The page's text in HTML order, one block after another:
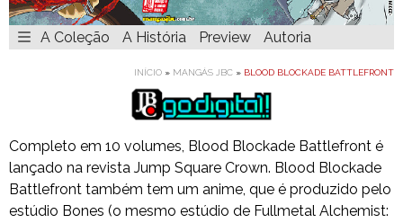
A Coleção A História Preview Autoria
INÍCIO » MANGÁS JBC » BLOOD BLOCKADE BATTLEFRONT
Completo em 10 volumes, Blood Blockade Battlefront é
lançado na revista Jump Square Crown. Blood Blockade
Battlefront também tem um anime, que é produzido pelo
estúdio Bones (o mesmo estúdio de Fullmetal Alchemist: